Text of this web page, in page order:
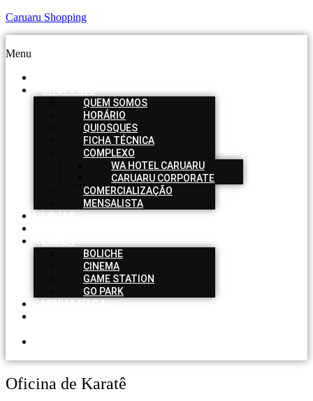
Caruaru Shopping
Menu
SHOPPING
QUEM SOMOS
HORÁRIO
QUIOSQUES
FICHA TÉCNICA
COMPLEXO
WA HOTEL CARUARU
CARUARU CORPORATE
COMERCIALIZAÇÃO
MENSALISTA
LOJAS
LAZER
BOLICHE
CINEMA
GAME STATION
GO PARK
MINHA VAGA
Oficina de Karatê